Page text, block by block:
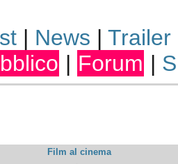
| News | Trailer
| Forum |
Film al cinema